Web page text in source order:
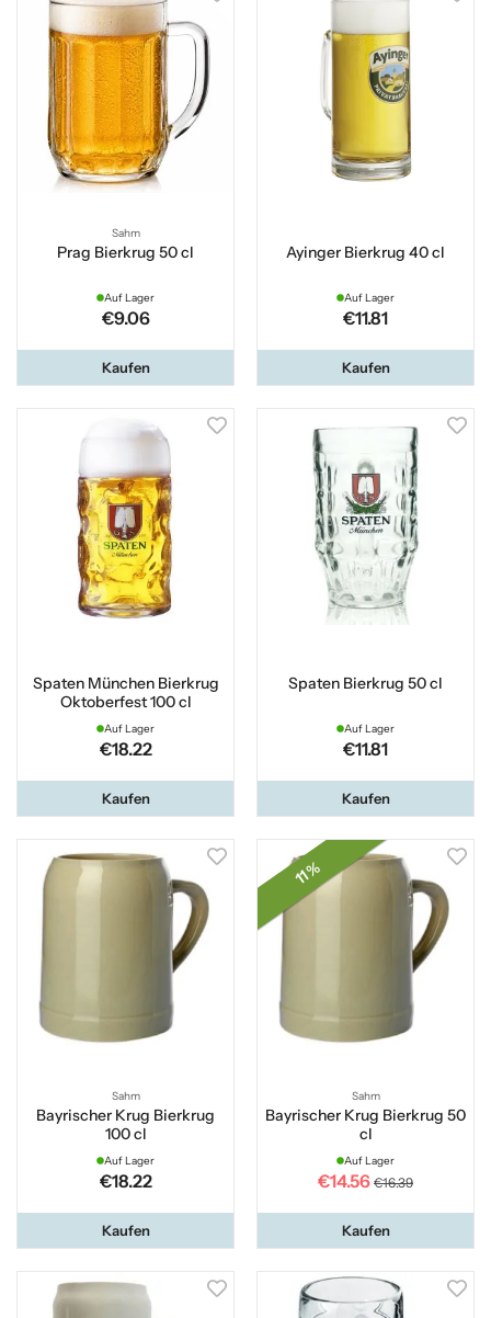
Sahm
Prag Bierkrug 50 cl
Auf Lager
€9.06
Kaufen
Ayinger Bierkrug 40 cl
Auf Lager
€11.81
Kaufen
Spaten München Bierkrug
Oktoberfest 100 cl
Auf Lager
€18.22
Kaufen
Spaten Bierkrug 50 cl
Auf Lager
€11.81
Kaufen
Sahm
Bayrischer Krug Bierkrug
100 cl
Auf Lager
€18.22
Kaufen
11 %
Sahm
Bayrischer Krug Bierkrug 50
cl
Auf Lager
€14.56 €16.39
Kaufen